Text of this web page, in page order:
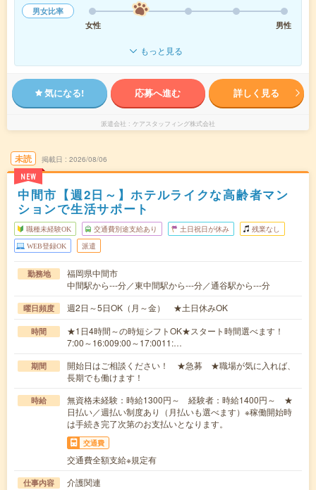
男女比率
女性
男性
もっと見る
気になる! 応募へ進む 詳しく見る
派遣会社 ケアスタッフィング株式会社
未読
NEW
掲載日 2026/08/06
中間市【週2日～】ホテルライクな高齢者マン
ションで生活サポート
職種未経験OK 交通費別途支給あり 土日祝日が休み 残業なし
WEB登録OK 派遣
勤務地
福岡県中間市
中間駅から---分／東中間駅から---分／通谷駅から---分
曜日頻度 週2日～5日OK（月～金） ★土日休みOK
時間
★1日4時間～の時短シフトOK★スタート時間選べます！
7:00～16:009:00～17:0011:…
期間
開始日はご相談ください！ ★急募 ★職場が気に入れば、
長期でも働けます！
時給
無資格未経験：時給1300円～ 経験者：時給1400円～ ★
日払い／週払い制度あり（月払いも選べます）※稼働開始時
は手続き完了次第のお支払いとなります。
交通費
交通費全額支給※規定有
仕事内容
介護関連